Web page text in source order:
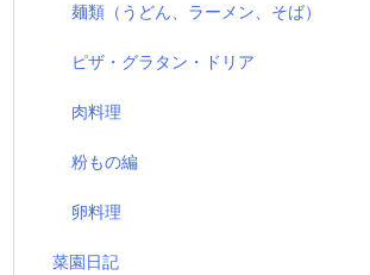
麺類（うどん、ラーメン、そば）
ピザ・グラタン・ドリア
肉料理
粉もの編
卵料理
菜園日記